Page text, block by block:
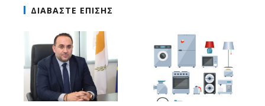
ΔΙΑΒΑΣΤΕ ΕΠΙΣΗΣ